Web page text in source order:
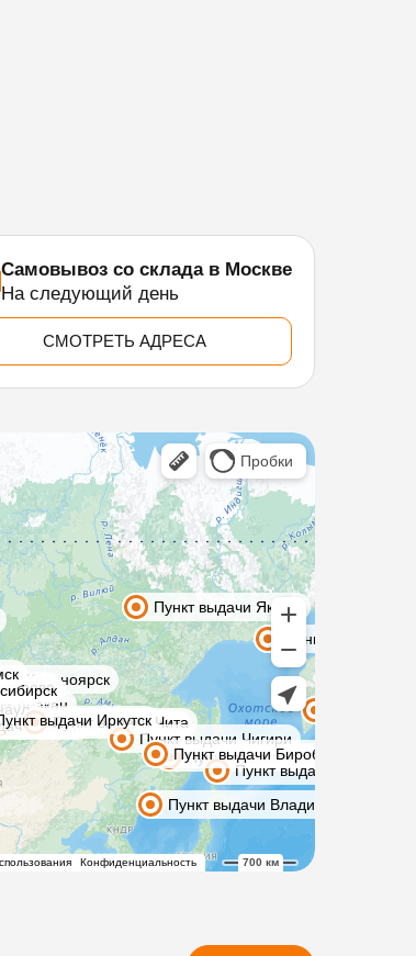
Самовывоз со склада в Москве
На следующий день
СМОТРЕТЬ АДРЕСА